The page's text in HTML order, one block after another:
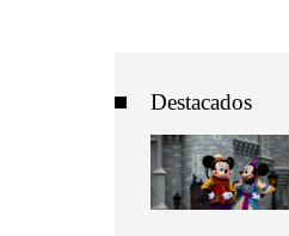
Destacados